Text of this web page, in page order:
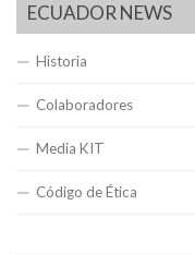
ECUADOR NEWS
Historia
Colaboradores
Media KIT
Código de Ética